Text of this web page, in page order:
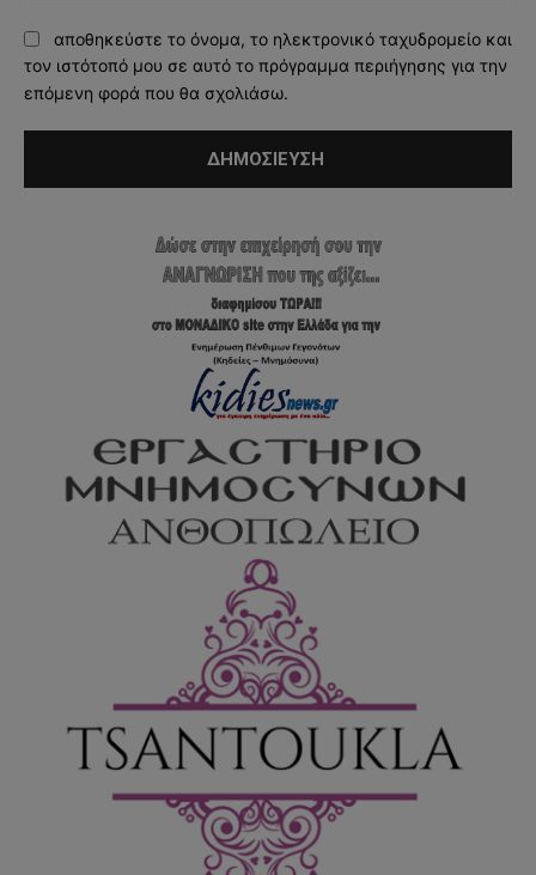
αποθηκεύστε το όνομα, το ηλεκτρονικό ταχυδρομείο και
τον ιστότοπό μου σε αυτό το πρόγραμμα περιήγησης για την
επόμενη φορά που θα σχολιάσω.